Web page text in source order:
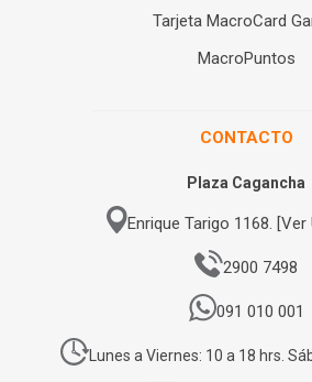
Tarjeta MacroCard
MacroPuntos
CONTACTO
Plaza Cagancha
Enrique Tarigo 1168. [Ver
2900 7498
091 010 001
Lunes a Viernes: 10 a 18 hrs.